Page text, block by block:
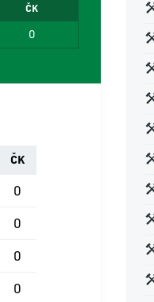
ČK
0
ČK
0
0
0
0